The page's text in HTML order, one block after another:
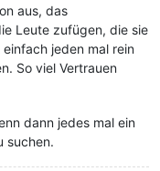
aus, das
Leute zufügen, die sie
jeden mal rein
So viel Vertrauen
dann jedes mal ein
suchen.